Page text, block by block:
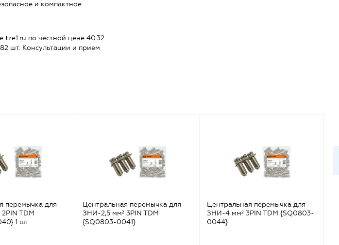
и компактное
по честной цене 40.32
шт. Консультации и прием
перемычка для
TDM
1 шт
Центральная перемычка для
ЗНИ-2,5 мм² 3PIN TDM
{SQ0803-0041}
Центральная перемычка для
ЗНИ-4 мм² 3PIN TDM {SQ0803-
0044}